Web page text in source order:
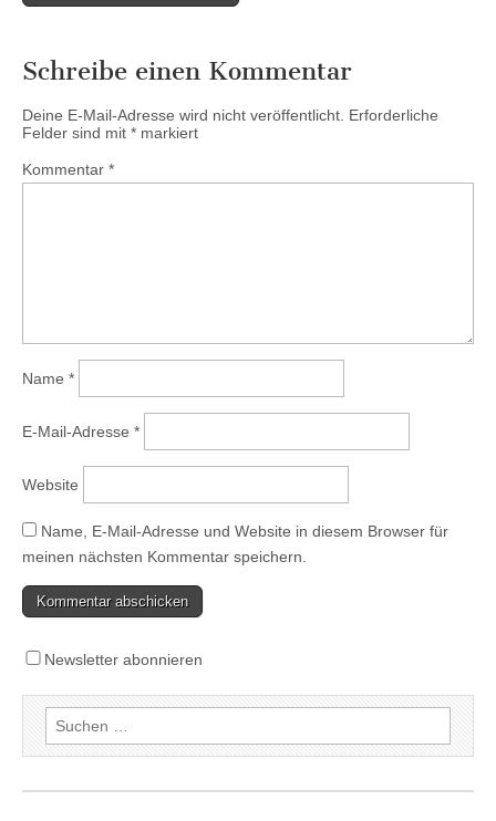
Schreibe einen Kommentar
Deine E-Mail-Adresse wird nicht veröffentlicht. Erforderliche
Felder sind mit * markiert
Kommentar *
Name *
E-Mail-Adresse *
Website
Name, E-Mail-Adresse und Website in diesem Browser für
meinen nächsten Kommentar speichern.
Newsletter abonnieren
Suchen
nach: